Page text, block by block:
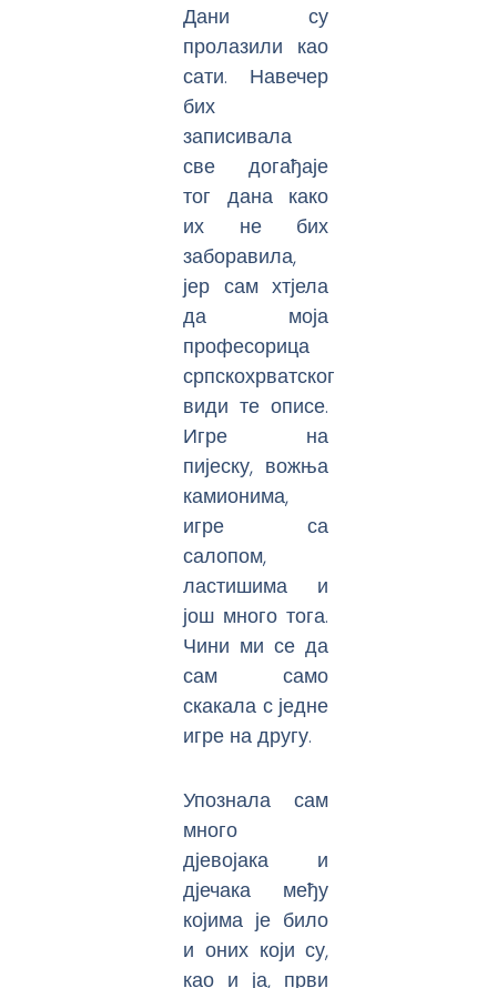
Дани су
пролазили као
сати. Навечер
бих
записивала
све догађаје
тог дана како
их не бих
заборавила,
јер сам хтјела
да моја
професорица
српскохрватског
види те описе.
Игре на
пијеску, вожња
камионима,
игре са
салопом,
ластишима и
још много тога.
Чини ми се да
сам само
скакала с једне
игре на другу.
Упознала сам
много
дјевојака и
дјечака међу
којима је било
и оних који су,
као и ја, први